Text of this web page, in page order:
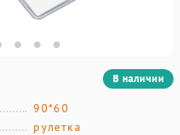
В наличии
90*60
рулетка